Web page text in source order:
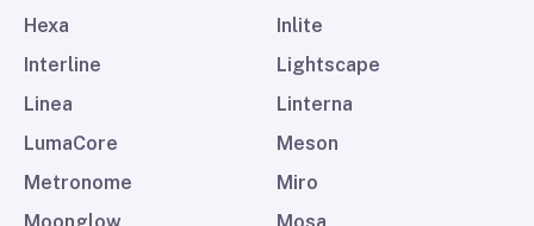
Hexa
Inlite
Interline
Lightscape
Linea
Linterna
LumaCore
Meson
Metronome
Miro